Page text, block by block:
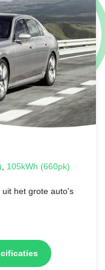
, 105kWh (660pk)
het grote auto's